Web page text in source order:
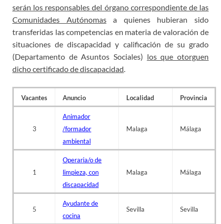
serán los responsables del órgano correspondiente de las
Comunidades Autónomasa quienes hubieran sido
transferidas las competencias en materia de valoración de
situaciones de discapacidad y calificación de su grado
(Departamento de Asuntos Sociales) los que otorguen
dicho certificado de discapacidad
Vacantes Anuncio Localidad Provincia
3
Animador
/formador
ambiental
Malaga Málaga
1
Operaria/o de
limpieza, con
discapacidad
Malaga Málaga
5
Ayudante de
cocina
Sevilla Sevilla